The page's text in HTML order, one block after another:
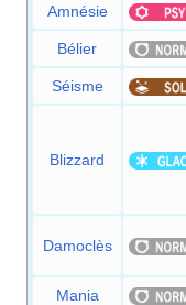
Amnésie
Bélier
Séisme
Blizzard
Damoclès
Mania